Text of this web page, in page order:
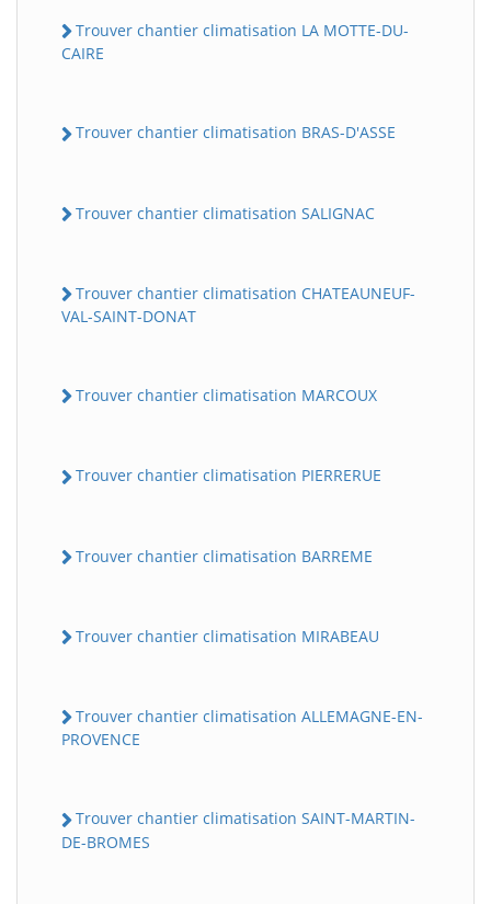
Trouver chantier climatisation LA MOTTE-DU-
CAIRE
Trouver chantier climatisation BRAS-D'ASSE
Trouver chantier climatisation SALIGNAC
Trouver chantier climatisation CHATEAUNEUF-
VAL-SAINT-DONAT
Trouver chantier climatisation MARCOUX
Trouver chantier climatisation PIERRERUE
Trouver chantier climatisation BARREME
Trouver chantier climatisation MIRABEAU
Trouver chantier climatisation ALLEMAGNE-EN-
PROVENCE
Trouver chantier climatisation SAINT-MARTIN-
DE-BROMES